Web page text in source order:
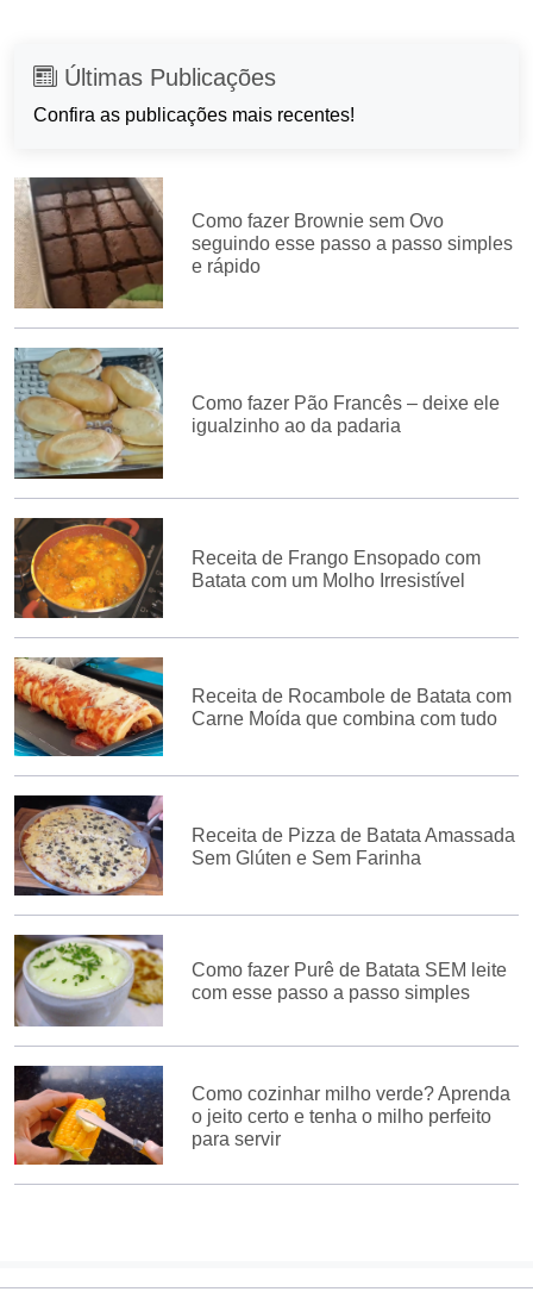
Últimas Publicações
Confira as publicações mais recentes!
Como fazer Brownie sem Ovo
seguindo esse passo a passo simples
e rápido
Como fazer Pão Francês – deixe ele
igualzinho ao da padaria
Receita de Frango Ensopado com
Batata com um Molho Irresistível
Receita de Rocambole de Batata com
Carne Moída que combina com tudo
Receita de Pizza de Batata Amassada
Sem Glúten e Sem Farinha
Como fazer Purê de Batata SEM leite
com esse passo a passo simples
Como cozinhar milho verde? Aprenda
o jeito certo e tenha o milho perfeito
para servir